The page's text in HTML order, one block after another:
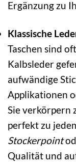
Ergänzung zu
Klassische
Taschen sind
Kalbsleder
aufwändige
Applikationen
Sie verkörpern
perfekt zu
Stockerpoint
Qualität und